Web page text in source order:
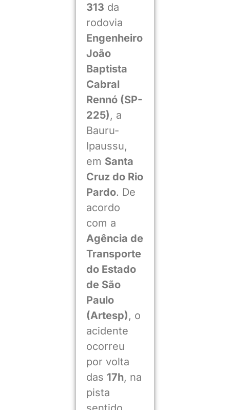
313 da
rodovia
Engenheiro
João
Baptista
Cabral
Rennó (SP-
225), a
Bauru-
Ipaussu,
em Santa
Cruz do Rio
Pardo. De
acordo
com a
Agência de
Transporte
do Estado
de São
Paulo
(Artesp), o
acidente
ocorreu
por volta
das 17h, na
pista